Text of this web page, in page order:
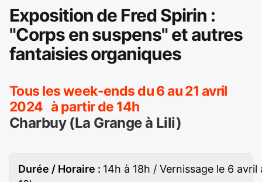
Exposition de Fred Spirin :
"Corps en suspens" et autres
fantaisies organiques
Tous les week-ends du 6 au 21 avril
2024 à partir de 14h
Charbuy (La Grange à Lili)
Durée / Horaire : 14h à 18h / Vernissage le 6 avril